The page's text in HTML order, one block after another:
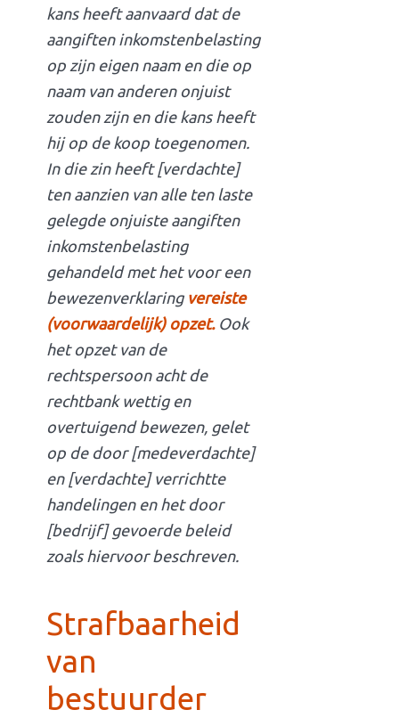
kans heeft aanvaard dat de
aangiften inkomstenbelasting
op zijn eigen naam en die op
naam van anderen onjuist
zouden zijn en die kans heeft
hij op de koop toegenomen.
In die zin heeft [verdachte]
ten aanzien van alle ten laste
gelegde onjuiste aangiften
inkomstenbelasting
gehandeld met het voor een
bewezenverklaring vereiste
(voorwaardelijk) opzet.Ook
het opzet van de
rechtspersoon acht de
rechtbank wettig en
overtuigend bewezen, gelet
op de door [medeverdachte]
en [verdachte] verrichtte
handelingen en het door
[bedrijf] gevoerde beleid
zoals hiervoor beschreven.
Strafbaarheid
van
bestuurder